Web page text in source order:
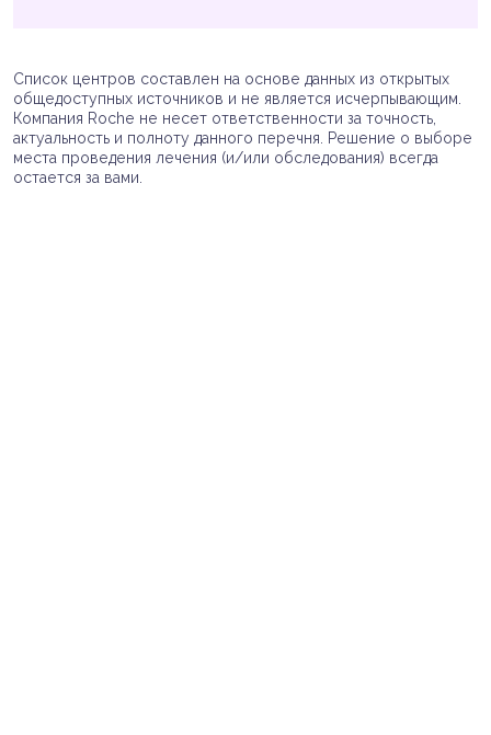
Список центров составлен на основе данных из открытых
общедоступных источников и не является исчерпывающим.
Компания Roche не несет ответственности за точность,
актуальность и полноту данного перечня. Решение о выборе
места проведения лечения (и/или обследования) всегда
остается за вами.